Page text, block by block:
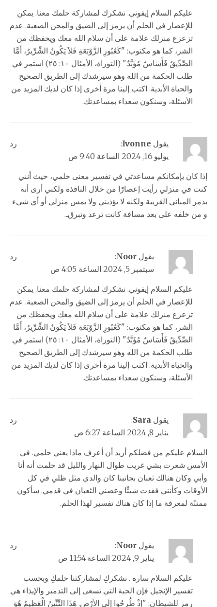
عليكم السلام إيفوني. نشكرك لمشاركة حلمك معنا. يمكن
للإعصار في الحلم أن يرمز إلى الضيق والمحن الصعبة. عدم
تزعزع منزلك علامة على أن سلام الله معك ويحفظك من
الشر، كما هو مكتوب: "كَعُبُورِ الزَّوْبَعَةِ فَلاَ يَكُونُ الشِّرِّيرُ، أَمَّا
الصِّدِّيقُ فَأَسَاسٌ مُؤَبَّدٌ." (التوراة، الأمثال ١٠: ٢٥) استمر في
طلب الحكمة من الله وهو سيرشدك إلى الطريق الصحيح
والحياة الأبدية. اكتب إلينا مرة أخرى إذا كان لديك المزيد من
الأسئلة، وسنكون سعداء بمساعدتك.
يقول Ivonne
:
يوليو 16, 2024 الساعة 9:40 ص
إذا كان بإمكانكم مساعدتي في تفسير معنى حلمي، حيث أنني
كنت في منزلي رأيت إعصارًا من خلال النافذة ولكني أرى أنه
يدمر المباني القريبة ولكنه لا يؤذيني ولا يمس منزلي أو أي شيء
و من خلفه على بعد مسافة كانت ترعد وتبرق...
رد
يقول Noor
:
سبتمبر 5, 2024 الساعة 4:05 ص
عليكم السلام إيفوني. نشكرك لمشاركة حلمك معنا. يمكن
للإعصار في الحلم أن يرمز إلى الضيق والمحن الصعبة. عدم
تزعزع منزلك علامة على أن سلام الله معك ويحفظك من
الشر، كما هو مكتوب: "كَعُبُورِ الزَّوْبَعَةِ فَلاَ يَكُونُ الشِّرِّيرُ، أَمَّا
الصِّدِّيقُ فَأَسَاسٌ مُؤَبَّدٌ." (التوراة، الأمثال ١٠: ٢٥) استمر في
طلب الحكمة من الله وهو سيرشدك إلى الطريق الصحيح
والحياة الأبدية. اكتب إلينا مرة أخرى إذا كان لديك المزيد من
الأسئلة، وسنكون سعداء بمساعدتك.
رد
يقول Sara
:
يناير 8, 2024 الساعة 6:27 ص
السلام عليكم من فضلكم أريد أن أعرف ماذا يعني حلمي. في
الأمس شعرت بشي غريب طوال النهار والليل قد حلمت أنه أنا
وأبي وكان هنالك ثعبان بجانبنا كان والدي مثل ظلي في كل
الأوقات وكأنني فقدت شيئًا وعضني الثعبان في قدمي. سأكون
ممتنًة لمعرفة ما إذا كان هناك تفسير لهذا الحلم.
رد
يقول Noor
:
يناير 9, 2024 الساعة 11:54 ص
عليكم السلام ساره . نشكركِ لمشاركتنا حلمكِ وبحسب
تفسير الإنجيل فإن الحية التي تسعى إلى التدمير والإيذاء هي
رمز للشيطان: "إِذْ طُرِحُوا إِلَى الأَرْضِ. هَذَا التِّنِّينُ الْعَظِيمُ هُوَ
رد